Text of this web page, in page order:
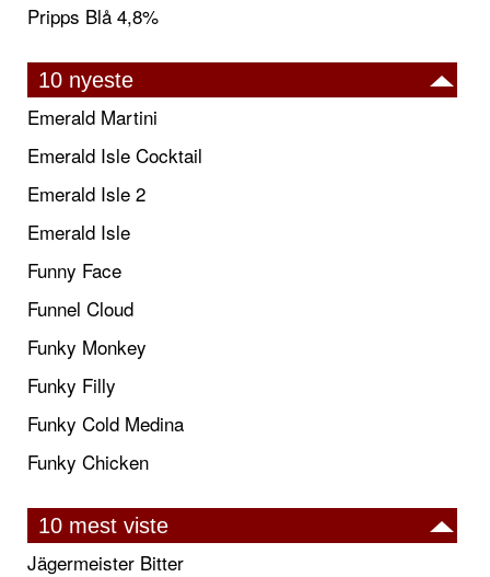
Pripps Blå 4,8%
10 nyeste
Emerald Martini
Emerald Isle Cocktail
Emerald Isle 2
Emerald Isle
Funny Face
Funnel Cloud
Funky Monkey
Funky Filly
Funky Cold Medina
Funky Chicken
10 mest viste
Jägermeister Bitter